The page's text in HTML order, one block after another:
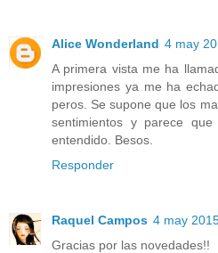
Alice Wonderland 4 may
A primera vista me ha
impresiones ya me ha
peros. Se supone que los
sentimientos y parece
entendido. Besos.
Responder
Raquel Campos 4 may
Gracias por las novedades!!